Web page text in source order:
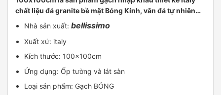
chất liệu đá granite bề mặt Bóng Kính, vân đá tự nhiên…
Nhà sản xuất:bellissimo
Xuất xứ: italy
Kích thước: 100x100cm
Ứng dụng: Ốp tường và lát sàn
Loại sản phẩm: Gạch BÓNG